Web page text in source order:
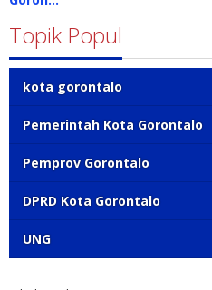
Topik Popul
kota gorontalo
Pemerintah Kota Gorontalo
Pemprov Gorontalo
DPRD Kota Gorontalo
UNG